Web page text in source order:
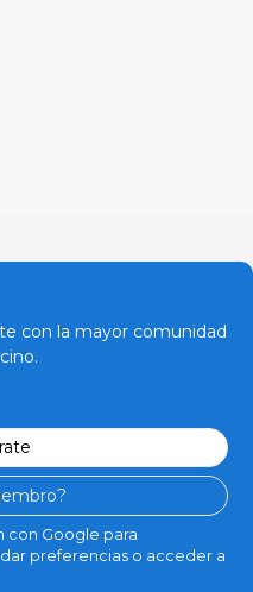
con la mayor comunidad
con Google para
preferencias o acceder a